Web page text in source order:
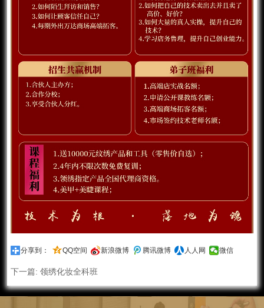
分享到： QQ空间 新浪微博 腾讯微博 人人网 微信
下一篇: 领绣化妆全科班